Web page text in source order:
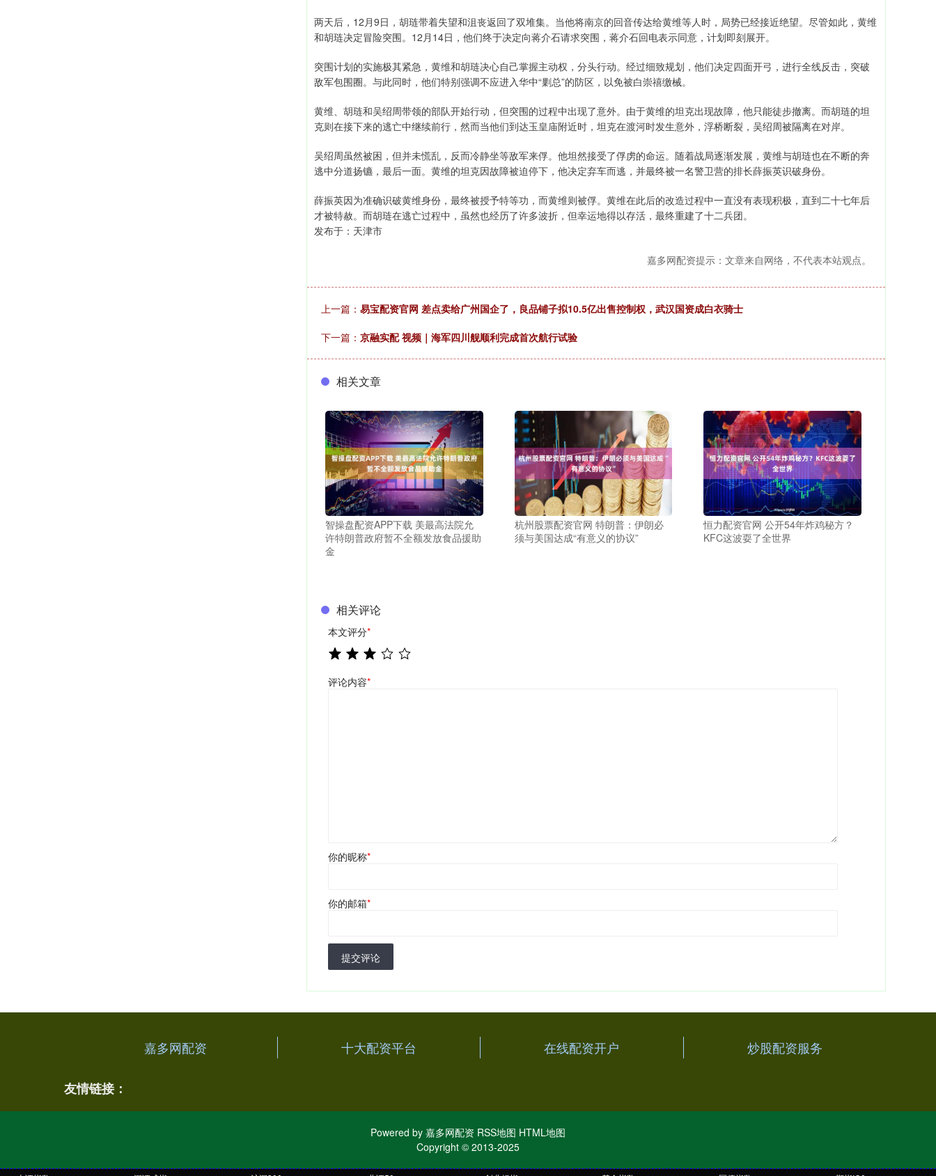
两天后，12月9日，胡琏带着失望和沮丧返回了双堆集。当他将南京的回音传达给黄维等人时，局势已经接近绝望。尽管如此，黄维
和胡琏决定冒险突围。12月14日，他们终于决定向蒋介石请求突围，蒋介石回电表示同意，计划即刻展开。
突围计划的实施极其紧急，黄维和胡琏决心自己掌握主动权，分头行动。经过细致规划，他们决定四面开弓，进行全线反击，突破
敌军包围圈。与此同时，他们特别强调不应进入华中“剿总”的防区，以免被白崇禧缴械。
黄维、胡琏和吴绍周带领的部队开始行动，但突围的过程中出现了意外。由于黄维的坦克出现故障，他只能徒步撤离。而胡琏的坦
克则在接下来的逃亡中继续前行，然而当他们到达玉皇庙附近时，坦克在渡河时发生意外，浮桥断裂，吴绍周被隔离在对岸。
吴绍周虽然被困，但并未慌乱，反而冷静坐等敌军来俘。他坦然接受了俘虏的命运。随着战局逐渐发展，黄维与胡琏也在不断的奔
逃中分道扬镳，最后一面。黄维的坦克因故障被迫停下，他决定弃车而逃，并最终被一名警卫营的排长薛振英识破身份。
薛振英因为准确识破黄维身份，最终被授予特等功，而黄维则被俘。黄维在此后的改造过程中一直没有表现积极，直到二十七年后
才被特赦。而胡琏在逃亡过程中，虽然也经历了许多波折，但幸运地得以存活，最终重建了十二兵团。
发布于：天津市
嘉多网配资提示：文章来自网络，不代表本站观点。
上一篇： 易宝配资官网 差点卖给广州国企了，良品铺子拟10.5亿出售控制权，武汉国资成白衣骑士
下一篇： 京融实配 视频｜海军四川舰顺利完成首次航行试验
相关文章
智操盘配资APP下载 美最高法院允
许特朗普政府暂不全额发放食品援助
金
杭州股票配资官网 特朗普：伊朗必
须与美国达成“有意义的协议”
恒力配资官网 公开54年炸鸡秘方？
KFC这波耍了全世界
相关评论
本文评分*
评论内容*
你的昵称*
你的邮箱*
提交评论
嘉多网配资 十大配资平台 在线配资开户 炒股配资服务
友情链接：
Powered by 嘉多网配资 RSS地图 HTML地图
Copyright © 2013-2025